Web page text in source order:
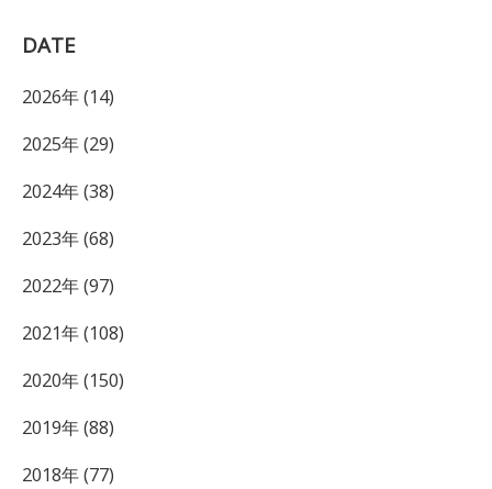
DATE
2026年 (14)
2025年 (29)
2024年 (38)
2023年 (68)
2022年 (97)
2021年 (108)
2020年 (150)
2019年 (88)
2018年 (77)